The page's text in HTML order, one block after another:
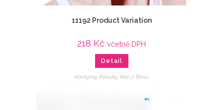
11192 Product Variation
218 Kč včetně DPH
Detail
Kostýmy, Paruky, Veci z filmu